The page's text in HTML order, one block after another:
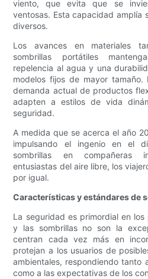
viento, que evita que se
ventosas. Esta capacidad amplía
diversos.
Los avances en materiales
sombrillas portátiles
repelencia al agua y una
modelos fijos de mayor tamaño.
demanda actual de productos
adapten a estilos de vida
seguridad.
A medida que se acerca el año
impulsando el ingenio en el
sombrillas en compañeras
entusiastas del aire libre, los
por igual.
Características y estándares de
La seguridad es primordial en
y las sombrillas no son la
centran cada vez más en
protejan a los usuarios de
ambientales, respondiendo tanto
como a las expectativas de los